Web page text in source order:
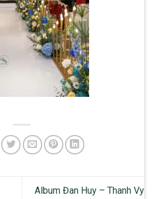
Album Đan Huy – Thanh Vy